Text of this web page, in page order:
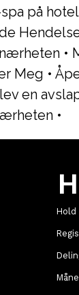
på
•
Meg •
en
•
Hold